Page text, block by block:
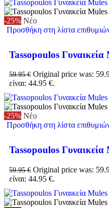
-25% Νέο
Προσθήκη στη λίστα
Tassopoulos Γυναικεία
59.95€ Original price was:
είναι: 44.95 €.
-25% Νέο
Προσθήκη στη λίστα
Tassopoulos Γυναικεία
59.95€ Original price was:
είναι: 44.95 €.